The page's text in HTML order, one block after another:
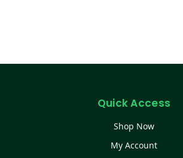
Quick Access
Shop Now
My Account